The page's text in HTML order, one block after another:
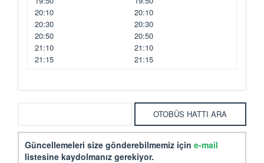
20:10
20:30
20:50
21:10
21:15
20:10
20:30
20:50
21:10
21:15
Güncellemeleri size gönderebilmemiz için e-mail
listesine kaydolmanız gerekiyor.